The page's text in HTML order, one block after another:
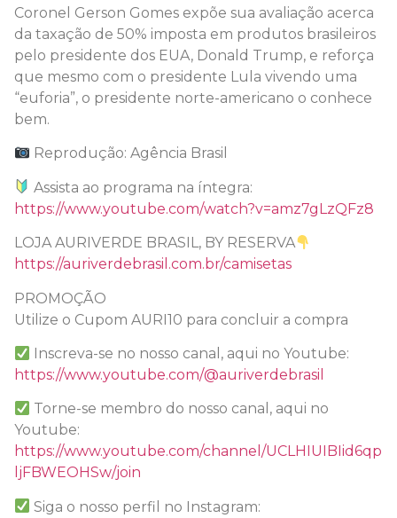
Coronel Gerson Gomes expõe sua avaliação acerca
da taxação de 50% imposta em produtos brasileiros
pelo presidente dos EUA, Donald Trump, e reforça
que mesmo com o presidente Lula vivendo uma
“euforia”, o presidente norte-americano o conhece
bem.
Reprodução: Agência Brasil
Assista ao programa na íntegra:
https://www.youtube.com/watch?v=amz7gLzQFz8
LOJA AURIVERDE BRASIL, BY RESERVA
https://auriverdebrasil.com.br/camisetas
PROMOÇÃO
Utilize o Cupom AURI10 para concluir a compra
Inscreva-se no nosso canal, aqui no Youtube:
https://www.youtube.com/@auriverdebrasil
Torne-se membro do nosso canal, aqui no
Youtube:
https://www.youtube.com/channel/UCLHIUIBIid6qp
ljFBWEOHSw/join
Siga o nosso perfil no Instagram: